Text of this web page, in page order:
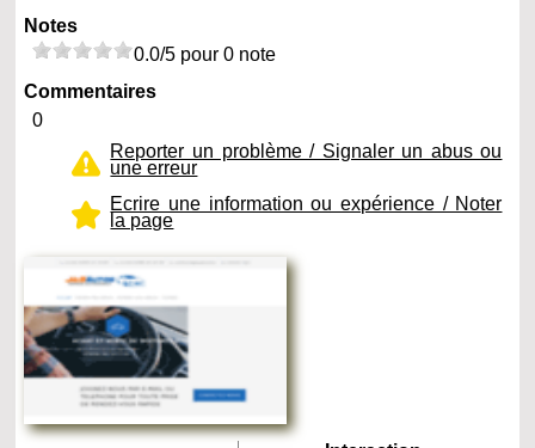
Notes
0.0/5 pour 0 note
Commentaires
0
Reporter un problème / Signaler un abus ou
une erreur
Ecrire une information ou expérience / Noter
la page